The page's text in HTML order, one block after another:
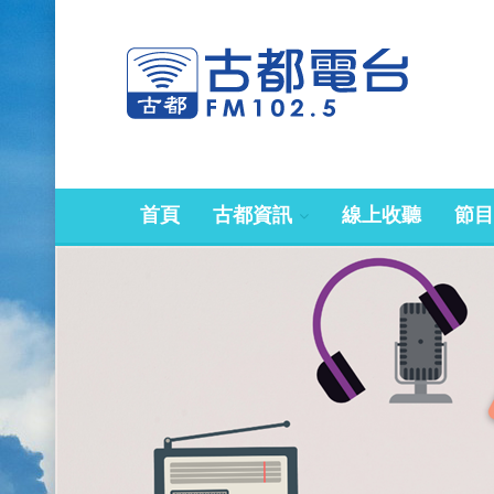
首頁 古都資訊 線上收聽 節